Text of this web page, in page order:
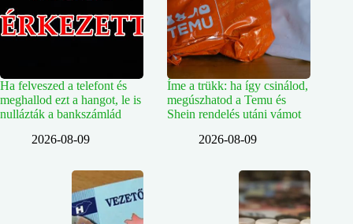
Ha felveszed a telefont és
meghallod ezt a hangot, le is
nullázták a bankszámlád
2026-08-09
Íme a trükk: ha így csinálod,
megúszhatod a Temu és
Shein rendelés utáni vámot
2026-08-09